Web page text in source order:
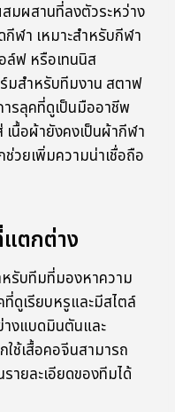
สมผสานที่ลงตัวระหว่าง
กีฬา เหมาะสำหรับกีฬา
ล์ฟ หรือเทนนิส
มสำหรับทีมงาน สตาฟ
รลุคที่ดูเป็นมืออาชีพ
นื้อผ้ายังคงเป็นผ้ากีฬา
วยเพิ่มความน่าเชื่อถือ
ตกต่าง
หรับทีมที่มองหาความ
ดูเรียบหรูและมีสไตล์
างแบดมินตันและ
ใช้เสื้อคอจีนสามารถ
ายละเอียดของทีมได้